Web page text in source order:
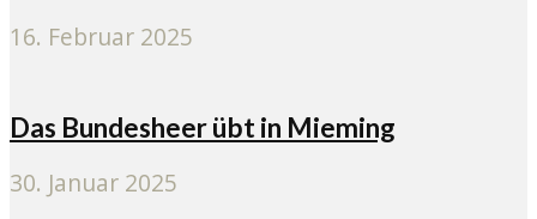
16. Februar 2025
Das Bundesheer übt in Mieming
30. Januar 2025